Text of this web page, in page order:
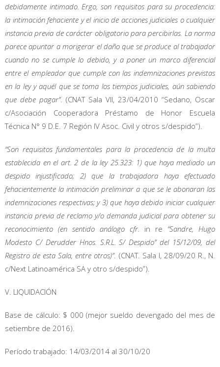
debidamente intimado. Ergo, son requisitos para su procedencia:
la intimación fehaciente y el inicio de acciones judiciales o cualquier
instancia previa de carácter obligatorio para percibirlas. La norma
parece apuntar a morigerar el daño que se produce al trabajador
cuando no se cumple lo debido, y a poner un marco diferencial
entre el empleador que cumple con las indemnizaciones previstas
en la ley y aquél que se toma los tiempos judiciales, aún sabiendo
que debe pagar”. (CNAT Sala VII, 23/04/2010 “Sedano, Oscar
c/Asociación Cooperadora Préstamo de Honor Escuela
Técnica N° 9 D.E. 7 Región IV Asoc. Civil y otros s/despido”).
“Son requisitos fundamentales para la procedencia de la multa
establecida en el art. 2 de la ley 25.323: 1) que haya mediado un
despido injustificado; 2) que la trabajadora haya efectuado
fehacientemente la intimación preliminar a que se le abonaran las
indemnizaciones respectivas; y 3) que haya debido iniciar cualquier
instancia previa de reclamo y/o demanda judicial para obtener su
reconocimiento (en sentido análogo cfr. in re “Sandre, Hugo
Modesto C/ Derudder Hnos. S.R.L. S/ Despido” del 15/12/09, del
Registro de esta Sala, entre otros)”. (CNAT. Sala I, 28/09/20 R., N.
c/Next Latinoamérica SA y otro s/despido”).
V. LIQUIDACIÓN
Base de cálculo: $ 000 (mejor sueldo devengado del mes de
setiembre de 2016).
Período trabajado: 14/03/2014 al 30/10/20